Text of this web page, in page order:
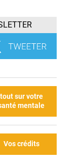
tout sur votre
mentale
Vos crédits